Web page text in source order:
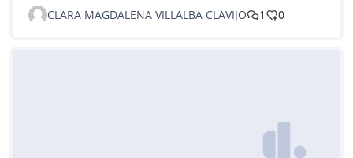
CLARA MAGDALENA VILLALBA CLAVIJO 1 0